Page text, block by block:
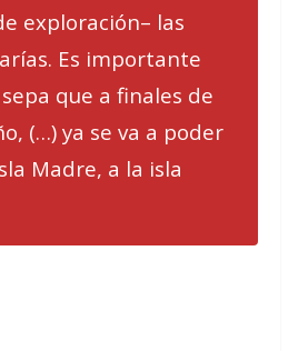
exploración– las
Es importante
que a finales de
(…) ya se va a poder
Madre, a la isla